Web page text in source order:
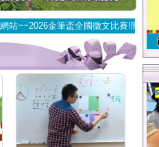
~~2026金筆盃全國徵文比賽!開始報名